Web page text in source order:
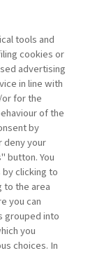
E IL
Fattore
tools and
cookies or
advertising
in line with
for the
of the
by
deny your
button. You
clicking to
to the area
you can
grouped into
you
choices. In